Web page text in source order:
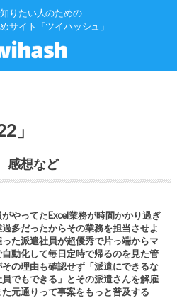
りたい人のための
サイト「ツイハッシュ」
」
感想など
やってたExcel業務が時間かかり過ぎ
多だったからその業務を担当させよ
った派遣社員が超優秀で片っ端からマ
自動化して毎日定時で帰るのを見た管
の理由も確認せず「派遣にできるな
員でもできる」とその派遣さんを解雇
た元通りって事案をもっと普及する